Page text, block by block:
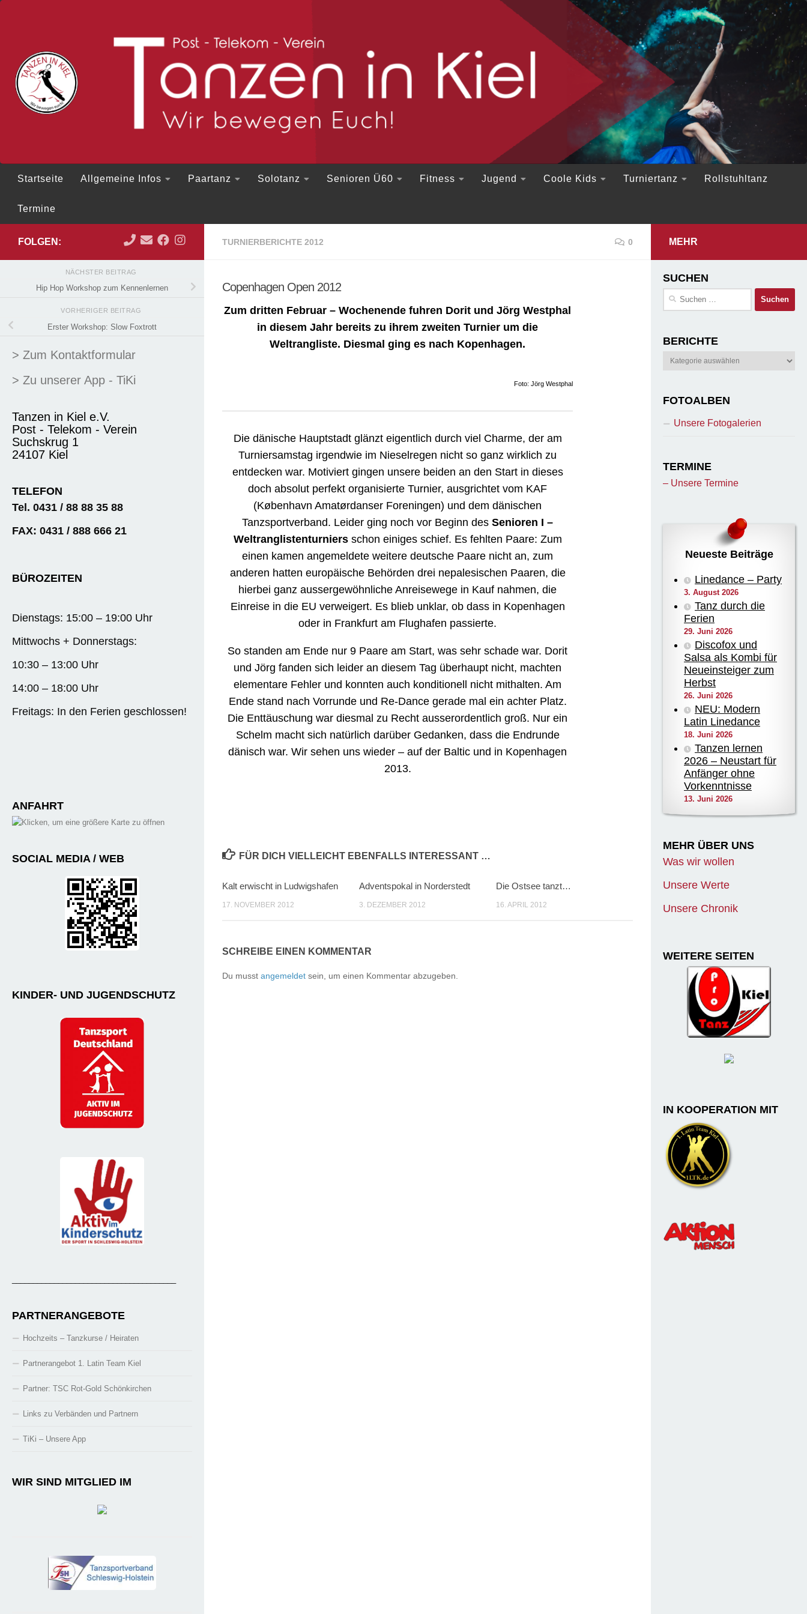
Startseite Allgemeine Infos Paartanz Solotanz Senioren Ü60 Fitness Jugend Coole Kids Turniertanz Rollstuhltanz
Termine
TURNIERBERICHTE 2012 0
Copenhagen Open 2012
Zum dritten Februar – Wochenende fuhren Dorit und Jörg Westphal
in diesem Jahr bereits zu ihrem zweiten Turnier um die
Weltrangliste. Diesmal ging es nach Kopenhagen.
Foto: Jörg Westphal
Die dänische Hauptstadt glänzt eigentlich durch viel Charme, der am
Turniersamstag irgendwie im Nieselregen nicht so ganz wirklich zu
entdecken war. Motiviert gingen unsere beiden an den Start in dieses
doch absolut perfekt organisierte Turnier, ausgrichtet vom KAF
(København Amatørdanser Foreningen) und dem dänischen
Tanzsportverband. Leider ging noch vor Beginn des Senioren I –
Weltranglistenturniersschon einiges schief. Es fehlten Paare: Zum
einen kamen angemeldete weitere deutsche Paare nicht an, zum
anderen hatten europäische Behörden drei nepalesischen Paaren, die
hierbei ganz aussergewöhnliche Anreisewege in Kauf nahmen, die
Einreise in die EU verweigert. Es blieb unklar, ob dass in Kopenhagen
oder in Frankfurt am Flughafen passierte.
So standen am Ende nur 9 Paare am Start, was sehr schade war. Dorit
und Jörg fanden sich leider an diesem Tag überhaupt nicht, machten
elementare Fehler und konnten auch konditionell nicht mithalten. Am
Ende stand nach Vorrunde und Re-Dance gerade mal ein achter Platz.
Die Enttäuschung war diesmal zu Recht ausserordentlich groß. Nur ein
Schelm macht sich natürlich darüber Gedanken, dass die Endrunde
dänisch war. Wir sehen uns wieder – auf der Baltic und in Kopenhagen
2013.
FÜR DICH VIELLEICHT EBENFALLS INTERESSANT …
Kalt erwischt in Ludwigshafen
17. NOVEMBER 2012
Adventspokal in Norderstedt
3. DEZEMBER 2012
Die Ostsee tanzt…
16. APRIL 2012
SCHREIBE EINEN KOMMENTAR
Du musst angemeldet sein, um einen Kommentar abzugeben.
FOLGEN:
NÄCHSTER BEITRAG
Hip Hop Workshop zum Kennenlernen
VORHERIGER BEITRAG
Erster Workshop: Slow Foxtrott
> Zum Kontaktformular
> Zu unserer App - TiKi
Tanzen in Kiel e.V.
Post - Telekom - Verein
Suchskrug 1
24107 Kiel
TELEFON
Tel. 0431 / 88 88 35 88
FAX: 0431 / 888 666 21
BÜROZEITEN
Dienstags: 15:00 – 19:00 Uhr
Mittwochs + Donnerstags:
10:30 – 13:00 Uhr
14:00 – 18:00 Uhr
Freitags: In den Ferien geschlossen!
ANFAHRT
SOCIAL MEDIA / WEB
KINDER- UND JUGENDSCHUTZ
PARTNERANGEBOTE
Hochzeits – Tanzkurse / Heiraten
Partnerangebot 1. Latin Team Kiel
Partner: TSC Rot-Gold Schönkirchen
Links zu Verbänden und Partnern
TiKi – Unsere App
WIR SIND MITGLIED IM
MEHR
SUCHEN
Suchen
BERICHTE
Berichte
FOTOALBEN
Unsere Fotogalerien
TERMINE
– Unsere Termine
Neueste Beiträge
Linedance – Party
3. August 2026
Tanz durch die
Ferien
29. Juni 2026
Discofox und
Salsa als Kombi für
Neueinsteiger zum
Herbst
26. Juni 2026
NEU: Modern
Latin Linedance
18. Juni 2026
Tanzen lernen
2026 – Neustart für
Anfänger ohne
Vorkenntnisse
13. Juni 2026
MEHR ÜBER UNS
Was wir wollen
Unsere Werte
Unsere Chronik
WEITERE SEITEN
IN KOOPERATION MIT